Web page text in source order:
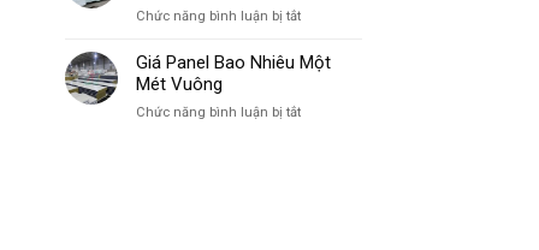
HCM
Đông
Chức năng bình luận bị tắtở
Máy
Panel
Rẻ
Giá Panel Bao Nhiêu Một
Mét Vuông
Chức năng bình luận bị tắtở